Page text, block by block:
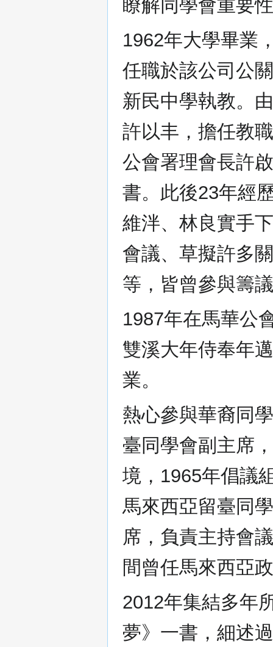
瞭解同學會重要
1962年大學畢業
任職於該公司公
新民中學執教。
許以丰，擔任教
公會署理會長許
書。此後23年經
維泮、林良實手
會議、草擬許多
等，皆曾參與籌
1987年在馬華公
雙溪大年侍奉年
業。
熱心參與華裔同
臺同學會副主席
境，1965年倡議
馬來西亞留臺同
席，負責主持會
間曾任馬來西亞
2012年集結多年
夢》一書，細述